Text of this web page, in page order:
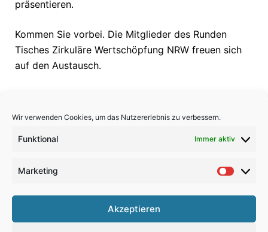
Wir verwenden Cookies, um das Nutzererlebnis zu verbessern.
Funktional Immer aktiv
Marketing
Akzeptieren
präsentieren.
Kommen Sie vorbei. Die Mitglieder des Runden
Tisches Zirkuläre Wertschöpfung NRW freuen sich
auf den Austausch.
Datenschutz